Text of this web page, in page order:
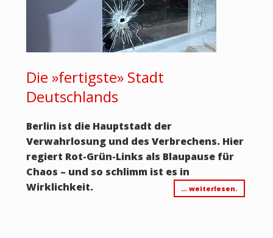
Die »fertigste» Stadt
Deutschlands
Berlin ist die Hauptstadt der
Verwahrlosung und des Verbrechens. Hier
regiert Rot-Grün-Links als Blaupause für
Chaos – und so schlimm ist es in
Wirklichkeit.
… weiterlesen.